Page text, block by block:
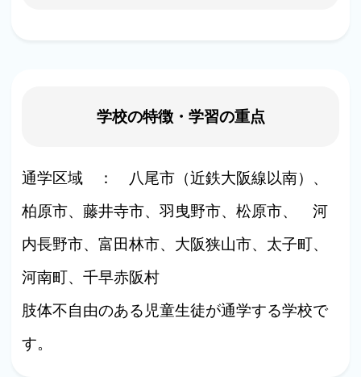
学校の特徴・学習の重点
通学区域 ： 八尾市（近鉄大阪線以南）、
柏原市、藤井寺市、羽曳野市、松原市、 河
内長野市、富田林市、大阪狭山市、太子町、
河南町、千早赤阪村
肢体不自由のある児童生徒が通学する学校で
す。